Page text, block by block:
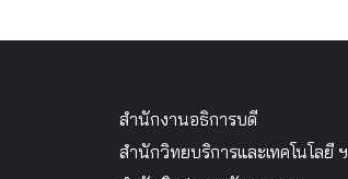
สำนักงานอธิการบดี
สำนักวิทยบริการและเทคโนโลยี ฯ